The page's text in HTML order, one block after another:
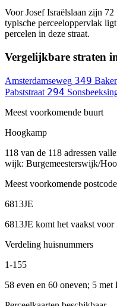
Voor Josef Israëlslaan zijn
typische perceeloppervlak
percelen in deze straat.
Vergelijkbare straten
Amsterdamseweg 349
Pabststraat 294
Meest voorkomende buurt
Hoogkamp
118 van de 118 adressen
wijk: Burgemeesterswijk/
Meest voorkomende postcode
6813JE
6813JE komt het vaakst voor
Verdeling huisnummers
1-155
58 even en 60 oneven; 5 met